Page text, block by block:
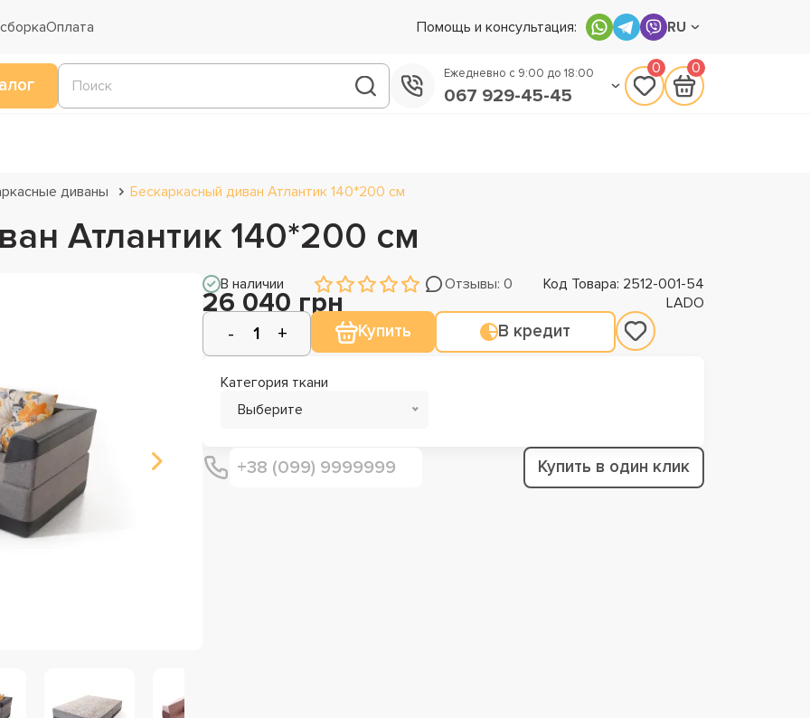
Оплата Помощь и консультация: RU
Ежедневно с 9:00 до 18:00
067 929-45-45
0 0
диваны Бескаркасный диван Атлантик 140*200 см
Атлантик 140*200 см
В наличии Отзывы: 0 Код Товара: 2512-001-54
26 040 грн LADO
Купить В кредит
Категория ткани
Выберите
Купить в один клик